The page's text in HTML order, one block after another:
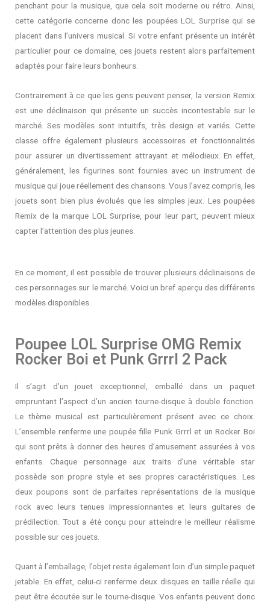
penchant pour la musique, que cela soit moderne ou rétro. Ainsi,
cette catégorie concerne donc les poupées LOL Surprise qui se
placent dans l’univers musical. Si votre enfant présente un intérêt
particulier pour ce domaine, ces jouets restent alors parfaitement
adaptés pour faire leurs bonheurs.
Contrairement à ce que les gens peuvent penser, la version Remix
est une déclinaison qui présente un succès incontestable sur le
marché. Ses modèles sont intuitifs, très design et variés. Cette
classe offre également plusieurs accessoires et fonctionnalités
pour assurer un divertissement attrayant et mélodieux. En effet,
généralement, les figurines sont fournies avec un instrument de
musique qui joue réellement des chansons. Vous l’avez compris, les
jouets sont bien plus évolués que les simples jeux. Les poupées
Remix de la marque LOL Surprise, pour leur part, peuvent mieux
capter l’attention des plus jeunes.
En ce moment, il est possible de trouver plusieurs déclinaisons de
ces personnages sur le marché. Voici un bref aperçu des différents
modèles disponibles.
Poupee LOL Surprise OMG Remix
Rocker Boi et Punk Grrrl 2 Pack
Il s’agit d’un jouet exceptionnel, emballé dans un paquet
empruntant l’aspect d’un ancien tourne-disque à double fonction.
Le thème musical est particulièrement présent avec ce choix.
L’ensemble renferme une poupée fille Punk Grrrl et un Rocker Boi
qui sont prêts à donner des heures d’amusement assurées à vos
enfants. Chaque personnage aux traits d’une véritable star
possède son propre style et ses propres caractéristiques. Les
deux poupons sont de parfaites représentations de la musique
rock avec leurs tenues impressionnantes et leurs guitares de
prédilection. Tout a été conçu pour atteindre le meilleur réalisme
possible sur ces jouets.
Quant à l’emballage, l’objet reste également loin d’un simple paquet
jetable. En effet, celui-ci renferme deux disques en taille réelle qui
peut être écoutée sur le tourne-disque. Vos enfants peuvent donc